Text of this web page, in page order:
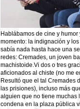
Hablábamos de cine y
momento: la indignación y
sabía nada hasta hace una
redes: Cremades, un joven
machistoide.Vi dos o tres
aficionados al chiste (no me
Resultó que el tal Cremades
las prisiones), incluso más
alguien que no tiene muchas
condena en la plaza pública